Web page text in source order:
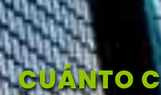
CUÁNTO